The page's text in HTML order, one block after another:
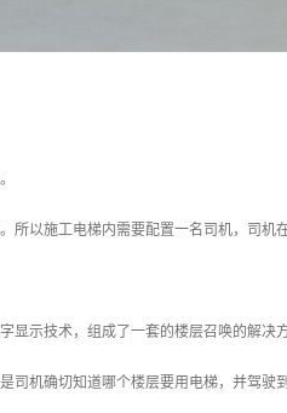
以施工电梯内需要配置一名司机，司机
示技术，组成了一套的楼层召唤的解决
机确切知道哪个楼层要用电梯，并驾驶到